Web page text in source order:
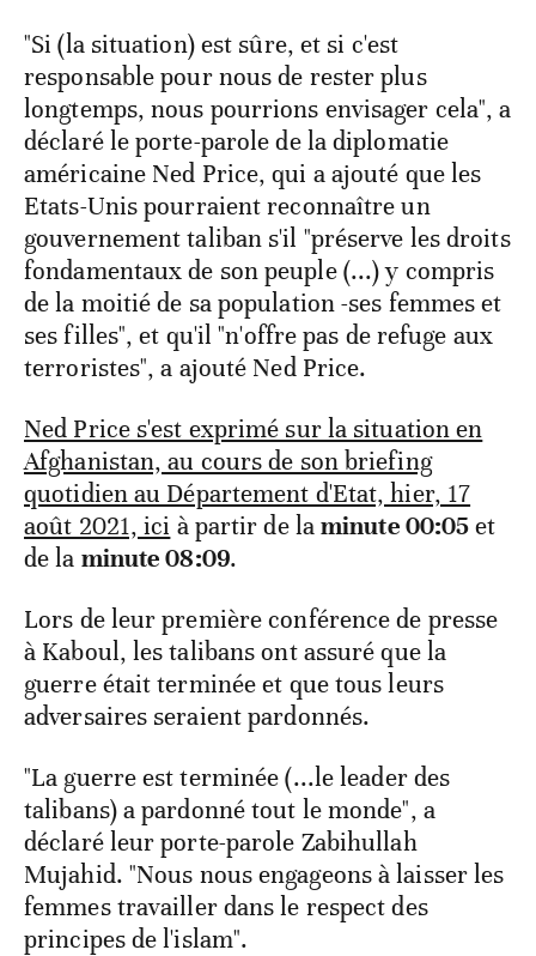
"Si (la situation) est sûre, et si c'est
responsable pour nous de rester plus
longtemps, nous pourrions envisager cela", a
déclaré le porte-parole de la diplomatie
américaine Ned Price, qui a ajouté que les
Etats-Unis pourraient reconnaître un
gouvernement taliban s'il "préserve les droits
fondamentaux de son peuple (...) y compris
de la moitié de sa population -ses femmes et
ses filles", et qu'il "n'offre pas de refuge aux
terroristes", a ajouté Ned Price.
Ned Price s'est exprimé sur la situation en
Afghanistan, au cours de son briefing
quotidien au Département d'Etat, hier, 17
août 2021, ici à partir de laminute 00:05et
de la minute 08:09.
Lors de leur première conférence de presse
à Kaboul, les talibans ont assuré que la
guerre était terminée et que tous leurs
adversaires seraient pardonnés.
"La guerre est terminée (...le leader des
talibans) a pardonné tout le monde", a
déclaré leur porte-parole Zabihullah
Mujahid. "Nous nous engageons à laisser les
femmes travailler dans le respect des
principes de l'islam".